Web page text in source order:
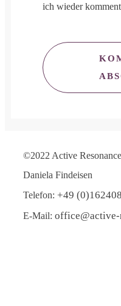
ich wieder
©2022 Active Resonance
Daniela Findeisen
Telefon: +49
E-Mail: office@active-